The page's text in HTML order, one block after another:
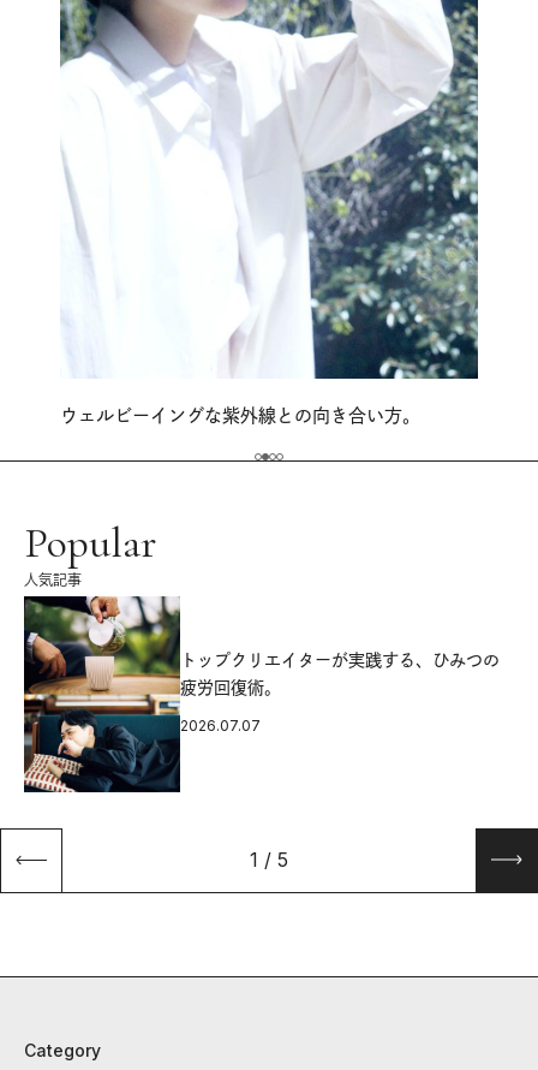
ウェルビーイングな紫外線との向き合い方。
Popular
人気記事
トップクリエイターが実践する、ひみつの
疲労回復術。
2026.07.07
1 / 5
Category